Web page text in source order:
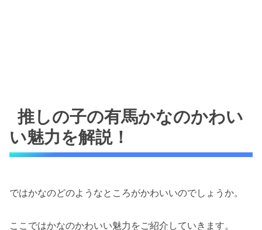
税金が絡むと判断が早い（漫画7巻の第69
話）
アクアを誘うのに必死過ぎる（漫画8巻の
（漫画8巻の第73話）
推しの子の有馬かなのかわい
い魅力を解説！
ではかなのどのようなところがかわいいのでしょうか。
ここではかなのかわいい魅力をご紹介していきます。